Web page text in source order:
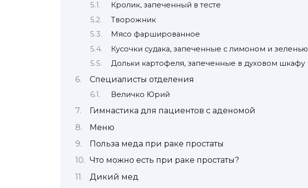
Кролик, запеченный в тесте
Творожник
Мясо фаршированное
Кусочки судака, запеченные с лимоном и зеленью
Дольки картофеля, запеченные в духовом шкафу
Специалисты отделения
Величко Юрий
Гимнастика для пациентов с аденомой
Меню
Польза меда при раке простаты
Что можно есть при раке простаты?
Дикий мед